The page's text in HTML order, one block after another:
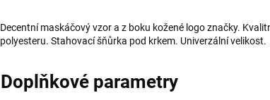
Decentní maskáčový vzor a z boku kožené logo značky.
polyesteru. Stahovací šňůrka pod krkem. Univerzální velikost.
Doplňkové parametry